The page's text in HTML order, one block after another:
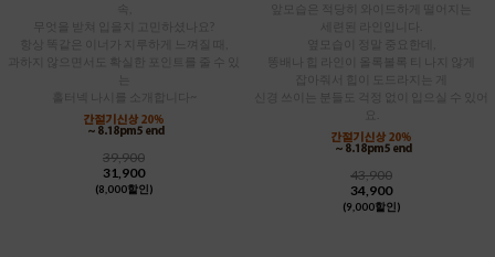
속,
항상 똑같은 이너가 지루하게 느껴질 때,
과하지 않으면서도 확실한 포인트를 줄 수 있
홀터넥 나시를 소개합니다~
39,900
31,900
(8,000할인)
세련된 라인입니다.
똥배나 힙 라인이 올록볼록 티 나지 않게
잡아줘서 힙이 도드라지는 게
신경 쓰이는 분들도 걱정 없이 입으실 수 있어
43,900
34,900
(9,000할인)